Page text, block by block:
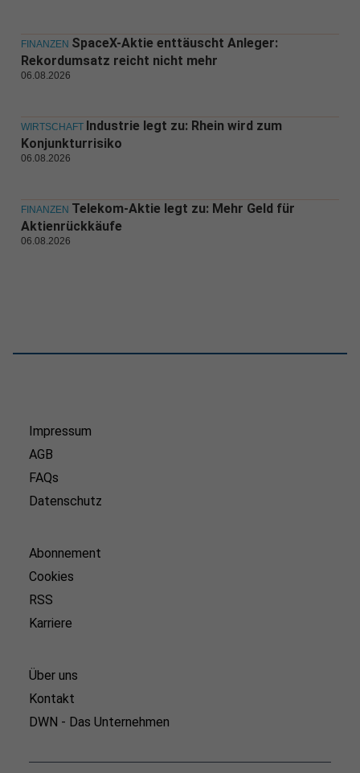
FINANZEN SpaceX-Aktie enttäuscht Anleger:
Rekordumsatz reicht nicht mehr
06.08.2026
WIRTSCHAFT Industrie legt zu: Rhein wird zum
Konjunkturrisiko
06.08.2026
FINANZEN Telekom-Aktie legt zu: Mehr Geld für
Aktienrückkäufe
06.08.2026
Impressum
AGB
FAQs
Datenschutz
Abonnement
Cookies
RSS
Karriere
Über uns
Kontakt
DWN - Das Unternehmen